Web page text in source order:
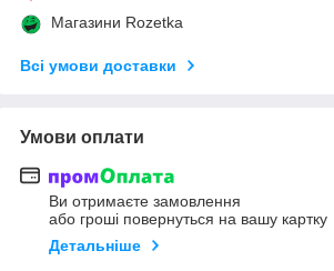
Магазини Rozetka
Всі умови доставки
Умови оплати
Ви отримаєте замовлення
або гроші повернуться на вашу картку
Детальніше